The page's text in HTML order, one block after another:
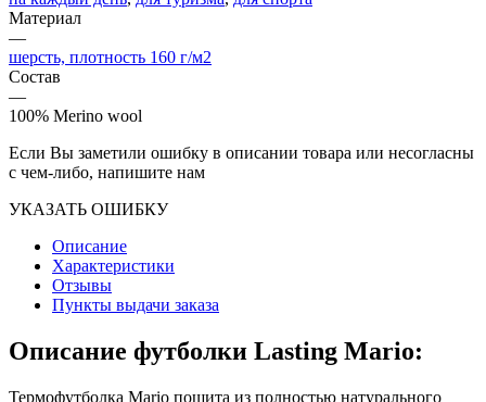
Материал
—
шерсть, плотность 160 г/м2
Состав
—
100% Merino wool
Если Вы заметили ошибку в описании товара или несогласны
с чем-либо, напишите нам
УКАЗАТЬ ОШИБКУ
Описание
Характеристики
Отзывы
Пункты выдачи заказа
Описание футболки Lasting Mario:
Термофутболка Mario пошита из полностью натурального